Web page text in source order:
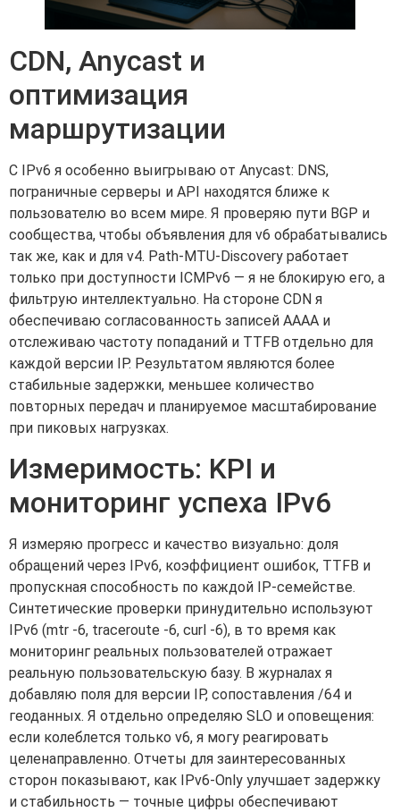
CDN, Anycast и
оптимизация
маршрутизации
С IPv6 я особенно выигрываю от Anycast: DNS,
пограничные серверы и API находятся ближе к
пользователю во всем мире. Я проверяю пути BGP и
сообщества, чтобы объявления для v6 обрабатывались
так же, как и для v4. Path-MTU-Discovery работает
только при доступности ICMPv6 — я не блокирую его, а
фильтрую интеллектуально. На стороне CDN я
обеспечиваю согласованность записей AAAA и
отслеживаю частоту попаданий и TTFB отдельно для
каждой версии IP. Результатом являются более
стабильные задержки, меньшее количество
повторных передач и планируемое масштабирование
при пиковых нагрузках.
Измеримость: KPI и
мониторинг успеха IPv6
Я измеряю прогресс и качество визуально: доля
обращений через IPv6, коэффициент ошибок, TTFB и
пропускная способность по каждой IP-семействе.
Синтетические проверки принудительно используют
IPv6 (mtr -6, traceroute -6, curl -6), в то время как
мониторинг реальных пользователей отражает
реальную пользовательскую базу. В журналах я
добавляю поля для версии IP, сопоставления /64 и
геоданных. Я отдельно определяю SLO и оповещения:
если колеблется только v6, я могу реагировать
целенаправленно. Отчеты для заинтересованных
сторон показывают, как IPv6-Only улучшает задержку
и стабильность — точные цифры обеспечивают